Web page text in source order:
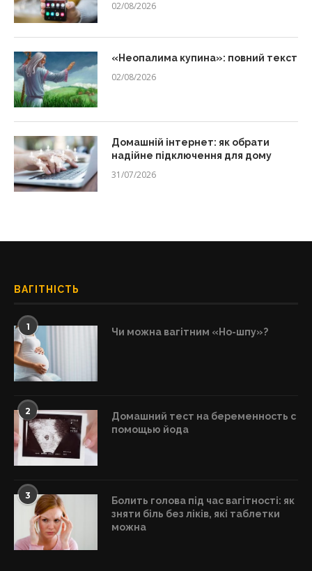
02/08/2026
«Неопалима купина»: повний текст
02/08/2026
Домашній інтернет: як обрати
надійне підключення для дому
31/07/2026
ВАГІТНІСТЬ
1 Чи можна вагітним «Но-шпу»?
2
Домашний тест на беременность с
помощью йода
3
Болить голова під час вагітності: як
зняти біль без ліків, які таблетки
можна